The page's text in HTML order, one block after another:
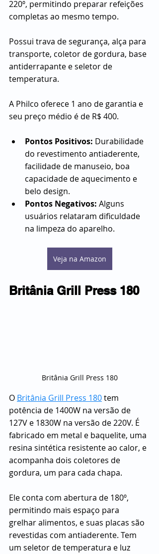
220º, permitindo preparar refeições
completas ao mesmo tempo.
Possui trava de segurança, alça para
transporte, coletor de gordura, base
antiderrapante e seletor de
temperatura.
A Philco oferece 1 ano de garantia e
seu preço médio é de R$ 400.
Pontos Positivos: Durabilidade
do revestimento antiaderente,
facilidade de manuseio, boa
capacidade de aquecimento e
belo design.
Pontos Negativos: Alguns
usuários relataram dificuldade
na limpeza do aparelho.
Veja na Amazon
Britânia Grill Press 180
Britânia Grill Press 180
O Britânia Grill Press 180 tem
potência de 1400W na versão de
127V e 1830W na versão de 220V. É
fabricado em metal e baquelite, uma
resina sintética resistente ao calor, e
acompanha dois coletores de
gordura, um para cada chapa.
Ele conta com abertura de 180º,
permitindo mais espaço para
grelhar alimentos, e suas placas são
revestidas com antiaderente. Tem
um seletor de temperatura e luz